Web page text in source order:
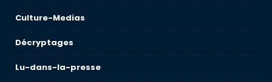
Culture-Medias
Décryptages
Lu-dans-la-presse